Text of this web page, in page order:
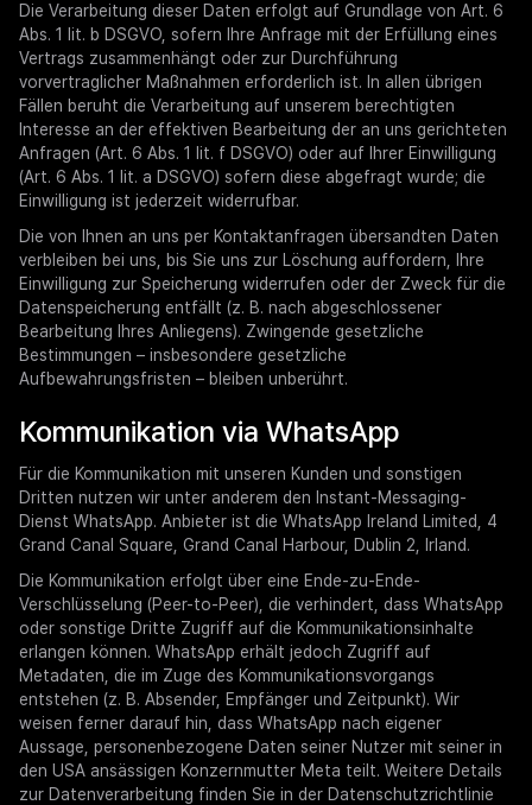
Die Verarbeitung dieser Daten erfolgt auf Grundlage von Art. 6
Abs. 1 lit. b DSGVO, sofern Ihre Anfrage mit der Erfüllung eines
Vertrags zusammenhängt oder zur Durchführung
vorvertraglicher Maßnahmen erforderlich ist. In allen übrigen
Fällen beruht die Verarbeitung auf unserem berechtigten
Interesse an der effektiven Bearbeitung der an uns gerichteten
Anfragen (Art. 6 Abs. 1 lit. f DSGVO) oder auf Ihrer Einwilligung
(Art. 6 Abs. 1 lit. a DSGVO) sofern diese abgefragt wurde; die
Einwilligung ist jederzeit widerrufbar.
Die von Ihnen an uns per Kontaktanfragen übersandten Daten
verbleiben bei uns, bis Sie uns zur Löschung auffordern, Ihre
Einwilligung zur Speicherung widerrufen oder der Zweck für die
Datenspeicherung entfällt (z. B. nach abgeschlossener
Bearbeitung Ihres Anliegens). Zwingende gesetzliche
Bestimmungen – insbesondere gesetzliche
Aufbewahrungsfristen – bleiben unberührt.
Kommunikation via WhatsApp
Für die Kommunikation mit unseren Kunden und sonstigen
Dritten nutzen wir unter anderem den Instant-Messaging-
Dienst WhatsApp. Anbieter ist die WhatsApp Ireland Limited, 4
Grand Canal Square, Grand Canal Harbour, Dublin 2, Irland.
Die Kommunikation erfolgt über eine Ende-zu-Ende-
Verschlüsselung (Peer-to-Peer), die verhindert, dass WhatsApp
oder sonstige Dritte Zugriff auf die Kommunikationsinhalte
erlangen können. WhatsApp erhält jedoch Zugriff auf
Metadaten, die im Zuge des Kommunikationsvorgangs
entstehen (z. B. Absender, Empfänger und Zeitpunkt). Wir
weisen ferner darauf hin, dass WhatsApp nach eigener
Aussage, personenbezogene Daten seiner Nutzer mit seiner in
den USA ansässigen Konzernmutter Meta teilt. Weitere Details
zur Datenverarbeitung finden Sie in der Datenschutzrichtlinie